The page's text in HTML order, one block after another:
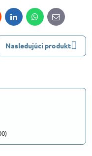
LinkedInWhatsApp
E-
mail
Nasledujúci produkt